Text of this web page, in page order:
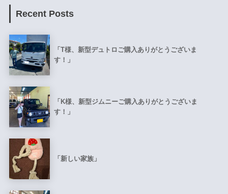
Recent Posts
「T様、新型デュトロご購入ありがとうございま
す！」
「K様、新型ジムニーご購入ありがとうございま
す！」
「新しい家族」